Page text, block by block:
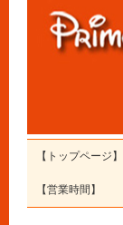
【トップページ】
【営業時間】